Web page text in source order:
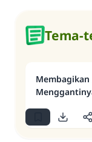
Tema-
Membagikan